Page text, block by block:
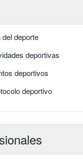
deporte
deportivas
deportivos
deportivo